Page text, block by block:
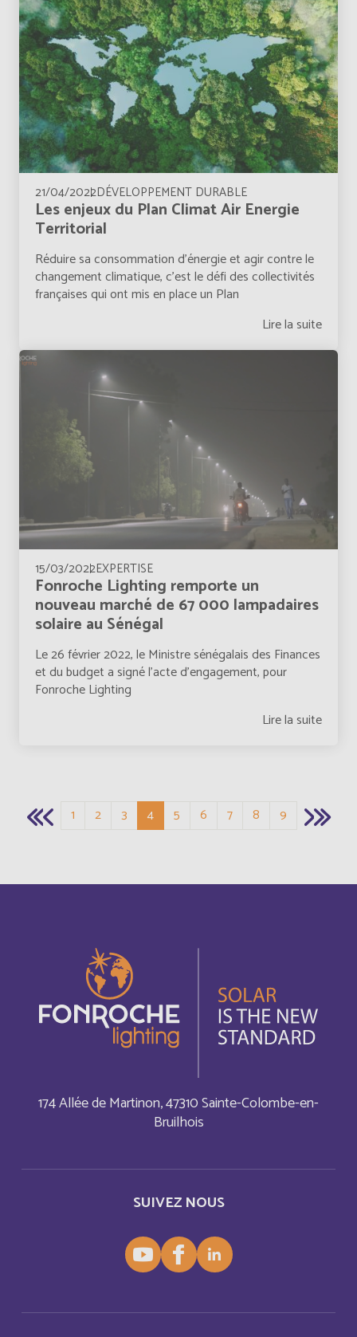
21/04/2022DÉVELOPPEMENT DURABLE
Les enjeux du Plan Climat Air Energie
Territorial
Réduire sa consommation d’énergie et agir contre le
changement climatique, c’est le défi des collectivités
françaises qui ont mis en place un Plan
Lire la suite
15/03/2022EXPERTISE
Fonroche Lighting remporte un
nouveau marché de 67 000 lampadaires
solaire au Sénégal
Le 26 février 2022, le Ministre sénégalais des Finances
et du budget a signé l’acte d’engagement, pour
Fonroche Lighting
Lire la suite
Page
1 Page
2 Page
3 Page courante
4 Page
5 Page
6 Page
7 Page
8 Page
9
SUIVEZ NOUS
174 Allée de Martinon, 47310 Sainte-Colombe-en-
Bruilhois
Botswana Anglais
Botswana Français
British Indian Ocean Territory Anglais
Brunei Darussalam Anglais
Bulgaria Anglais
Burundi
Français
Cabo Verde
Cabo Verde
Cambodia
Français
Canada Anglais
Canada Français
Central Afriquen Republic Anglais
Anglais
Chypre Français
Cook Islands Anglais
Anglais
Cuba